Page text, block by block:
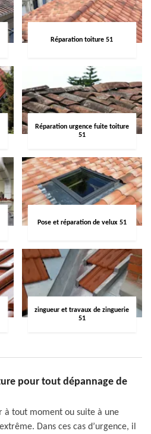
Réparation toiture 51
Réparation urgence fuite toiture
51
Pose et réparation de velux 51
zingueur et travaux de zinguerie
51
pour tout dépannage de
à tout moment ou suite à une
Dans ces cas d’urgence, il